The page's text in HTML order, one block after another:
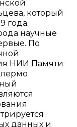
который
года.
научные
По
НИИ Памяти
данных и